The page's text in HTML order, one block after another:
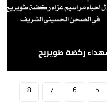
ركضة طويريج
5
6
7
8